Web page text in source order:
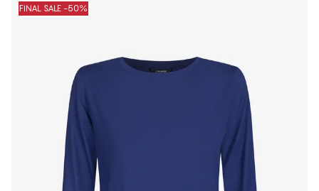
FINAL SALE -50%